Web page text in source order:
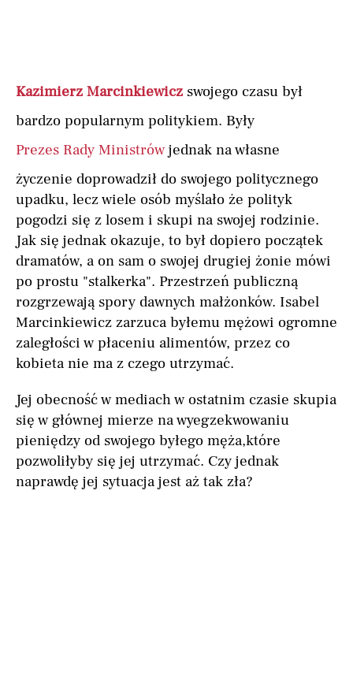
Kazimierz Marcinkiewicz swojego czasu był
bardzo popularnym politykiem. Były
Prezes Rady Ministrówjednak na własne
życzenie doprowadził do swojego politycznego
upadku, lecz wiele osób myślało że polityk
pogodzi się z losem i skupi na swojej rodzinie.
Jak się jednak okazuje, to był dopiero początek
dramatów, a on sam o swojej drugiej żonie mówi
po prostu "stalkerka". Przestrzeń publiczną
rozgrzewają spory dawnych małżonków. Isabel
Marcinkiewicz zarzuca byłemu mężowi ogromne
zaległości w płaceniu alimentów, przez co
kobieta nie ma z czego utrzymać.
Jej obecność w mediach w ostatnim czasie skupia
się w głównej mierze na wyegzekwowaniu
pieniędzy od swojego byłego męża,które
pozwoliłyby się jej utrzymać. Czy jednak
naprawdę jej sytuacja jest aż tak zła?